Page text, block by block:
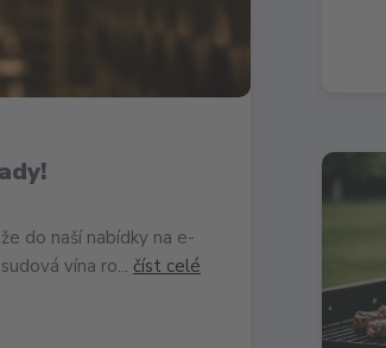
do naší nabídky na e-
vína ro... číst celé